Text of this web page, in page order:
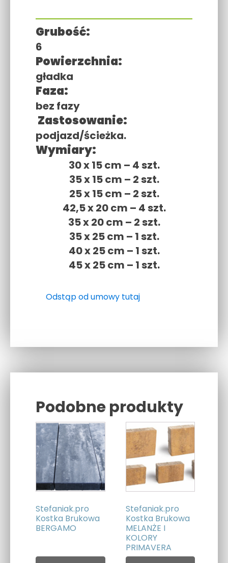
Grubość:
6
Powierzchnia:
gładka
Faza:
bez fazy
Zastosowanie:
podjazd/ścieżka.
Wymiary:
30 x 15 cm – 4 szt.
35 x 15 cm – 2 szt.
25 x 15 cm – 2 szt.
42,5 x 20 cm – 4 szt.
35 x 20 cm – 2 szt.
35 x 25 cm – 1 szt.
40 x 25 cm – 1 szt.
45 x 25 cm – 1 szt.
Odstąp od umowy tutaj
Podobne produkty
Stefaniak.pro
Kostka Brukowa
BERGAMO
Stefaniak.pro
Kostka Brukowa
MELANŻE I
KOLORY
PRIMAVERA